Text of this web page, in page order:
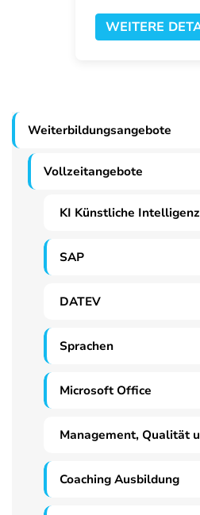
WEITERE
Weiterbildungsangebote
Vollzeitangebote
KI Künstliche Intelligenz
SAP
DATEV
Sprachen
Microsoft Office
Management, Qualität
Coaching Ausbildung